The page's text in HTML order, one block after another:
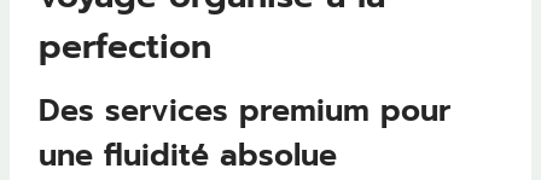
perfection
Des services premium pour
une fluidité absolue